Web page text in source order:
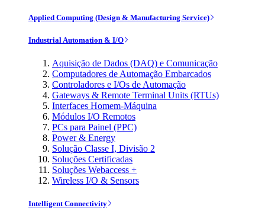
Applied Computing (Design & Manufacturing Service)
Industrial Automation & I/O
Aquisição de Dados (DAQ) e Comunicação
Computadores de Automação Embarcados
Controladores e I/Os de Automação
Gateways & Remote Terminal Units (RTUs)
Interfaces Homem-Máquina
Módulos I/O Remotos
PCs para Painel (PPC)
Power & Energy
Solução Classe I, Divisão 2
Soluções Certificadas
Soluções Webaccess +
Wireless I/O & Sensors
Intelligent Connectivity